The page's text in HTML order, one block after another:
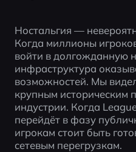
Ностальгия —
Когда миллионы
войти в долгожданную
инфраструктура
возможностей. Мы
крупным историческим
индустрии. Когда
перейдёт в фазу
игрокам стоит быть
сетевым перегрузкам.